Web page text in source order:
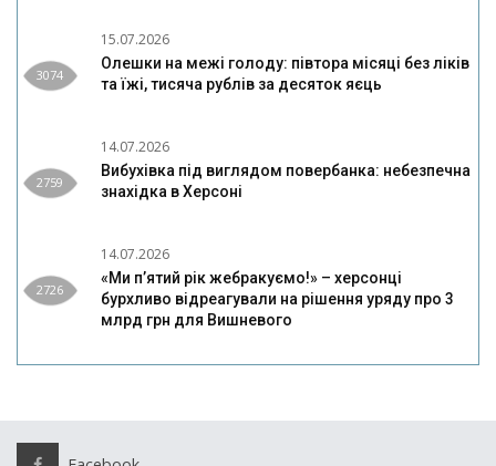
3074
15.07.2026
Олешки на межі голоду: півтора місяці без ліків
та їжі, тисяча рублів за десяток яєць
2759
14.07.2026
Вибухівка під виглядом повербанка: небезпечна
знахідка в Херсоні
2726
14.07.2026
«Ми п’ятий рік жебракуємо!» – херсонці
бурхливо відреагували на рішення уряду про 3
млрд грн для Вишневого